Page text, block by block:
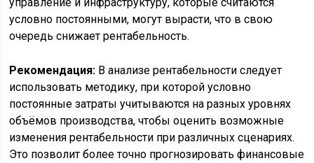
условно постоянными, могут вырасти, что в свою
очередь снижает рентабельность.
Рекомендация: В анализе рентабельности следует
использовать методику, при которой условно
постоянные затраты учитываются на разных уровнях
объёмов производства, чтобы оценить возможные
изменения рентабельности при различных сценариях.
Это позволит более точно прогнозировать финансовые